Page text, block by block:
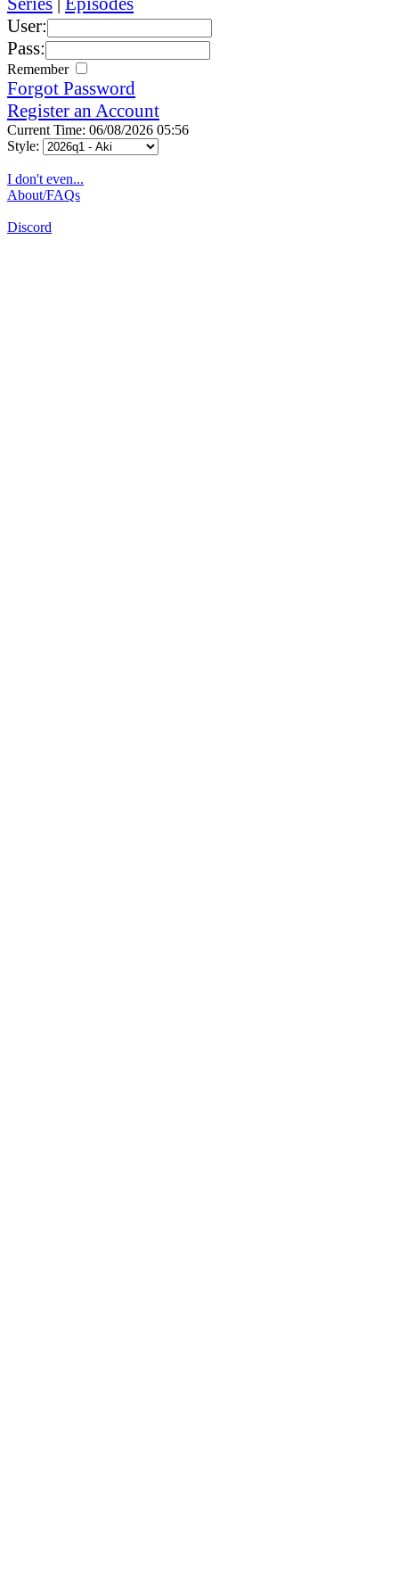
User:
Pass:
Remember
Forgot Password
Register an Account
Current Time: 06/08/2026 05:56
Style:
I don't even...
About/FAQs
Discord